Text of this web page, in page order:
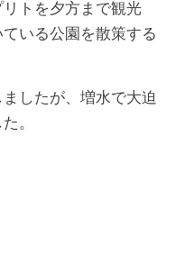
トを夕方まで観光
いる公園を散策する
したが、増水で大迫
。